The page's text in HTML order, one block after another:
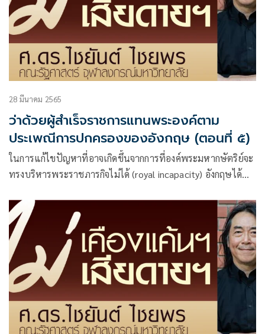
28 มีนาคม 2565
ว่าด้วยผู้สำเร็จราชการแทนพระองค์ตาม
ประเพณีการปกครองของอังกฤษ (ตอนที่ ๕)
ในการแก้ไขปัญหาที่อาจเกิดขึ้นจากการที่องค์พระมหากษัตริย์จะ
ทรงบริหารพระราชภารกิจไม่ได้ (royal incapacity) อังกฤษได้
กษัตริย์จะทรงบริหารพระราชภารกิจไม่ได้ที่เคยเกิดขึ้นมาแล้วใน
อดีตและรวมทั้งในกรณีที่อาจเกิดขึ้นได้ในอนาคต กฎหมาย ฉบับ
นี้คือ พระราชบัญญัติว่าด้วยการแต่งตั้งผู้สำเร็จราชการแทน
พระองค์ ค.ศ. ๑๙๓๗ (The Regency Act 1937) สาระสำคัญ
ของ พ.ร.บ. ว่าด้วยการแต่งตั้งผู้สำเร็จราชการแทนพระองค์ ค.ศ.
๑๙๓๗ มีสามประการ เริ่มต้นจาก